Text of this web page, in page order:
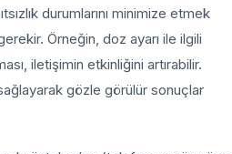
durumlarını minimize etmek
Örneğin, doz ayarı ile ilgili
iletişimin etkinliğini artırabilir.
gözle görülür sonuçlar